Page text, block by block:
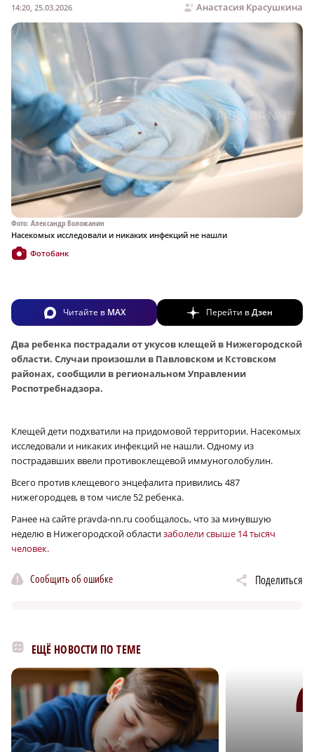
Анастасия Красушкина
14:20, 25.03.2026
Фото: Александр Воложанин
Насекомых исследовали и никаких инфекций не нашли
Фотобанк
Читайте в MAX Перейти вДзен
Два ребенка пострадали от укусов клещей в Нижегородской
области. Случаи произошли в Павловском и Кстовском
районах, сообщили в региональном Управлении
Роспотребнадзора.
Клещей дети подхватили на придомовой территории. Насекомых
исследовали и никаких инфекций не нашли. Одному из
пострадавших ввели противоклещевой иммуноголобулин.
Всего против клещевого энцефалита привились 487
нижегородцев, в том числе 52 ребенка.
Ранее на сайте pravda-nn.ru сообщалось, что за минувшую
неделю в Нижегородской областизаболели свыше 14 тысяч
человек.
Сообщить об ошибке Поделиться
ЕЩЁ НОВОСТИ ПО ТЕМЕ